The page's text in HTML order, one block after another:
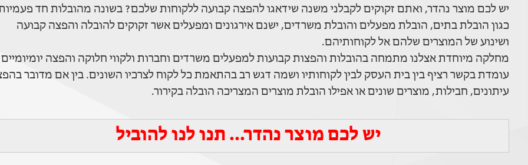
יש לכם מוצר נהדר, ואתם זקוקים לקבלני משנה שידאגו להפצה קבועה ללקוחות שלכם? בשונה מהובלות חד
כגון הובלת בתים, הובלת מפעלים והובלת משרדים, ישנם אירגונים ומפעלים אשר זקוקים להובלה והפצה קבועה
ושינוע של המוצרים שלהם אל לקוחותיהם.
מחלקה מיוחדת אצלנו מתמחה בהובלות והפצות קבועות למפעלים משרדים וחברות ולקווי חלוקה והפצה יומיומיים
עומדת בקשר רציף בין בית העסק לבין לקוחותיו ושמה דגש רב בהתאמת כל לקוח לצרכיו השונים. בין אם מדובר
עיתונים, חבילות, מוצרים שונים או אפילו הובלת מוצרים המצריכה הובלה בקירור.
יש לכם מוצר נהדר... תנו לנו להוביל